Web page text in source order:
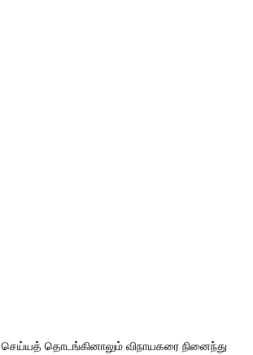
தொடங்கினாலும் விநாயகரை நினைந்து